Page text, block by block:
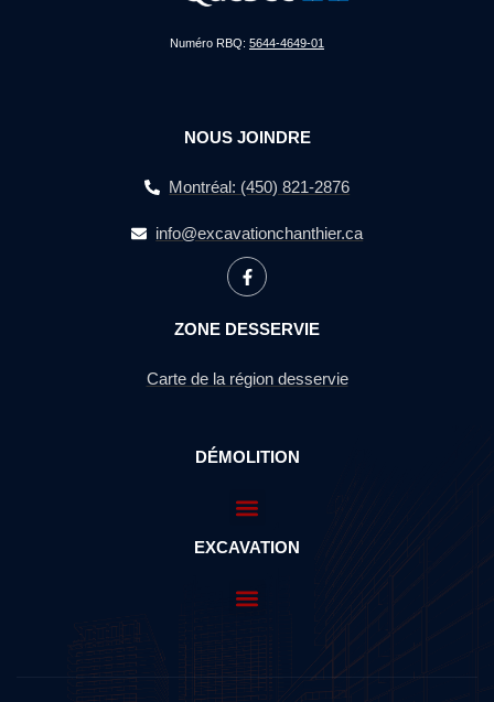
Numéro RBQ: 5644-4649-01
NOUS JOINDRE
Montréal: (450) 821-2876
info@excavationchanthier.ca
ZONE DESSERVIE
Carte de la région desservie
DÉMOLITION
EXCAVATION